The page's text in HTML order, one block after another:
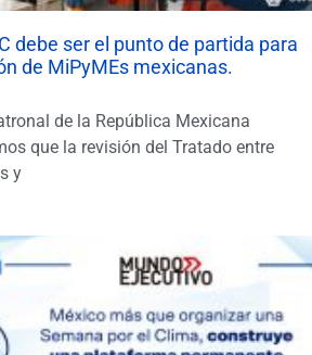
debe ser el punto de partida para
de MiPyMEs mexicanas.
de la República Mexicana
que la revisión del Tratado entre
y